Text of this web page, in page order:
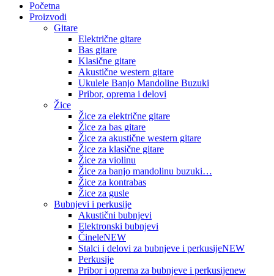
Početna
Proizvodi
Gitare
Električne gitare
Bas gitare
Klasične gitare
Akustične western gitare
Ukulele Banjo Mandoline Buzuki
Pribor, oprema i delovi
Žice
Žice za električne gitare
Žice za bas gitare
Žice za akustične western gitare
Žice za klasične gitare
Žice za violinu
Žice za banjo mandolinu buzuki…
Žice za kontrabas
Žice za gusle
Bubnjevi i perkusije
Akustični bubnjevi
Elektronski bubnjevi
ČineleNEW
Stalci i delovi za bubnjeve i perkusijeNEW
Perkusije
Pribor i oprema za bubnjeve i perkusijenew